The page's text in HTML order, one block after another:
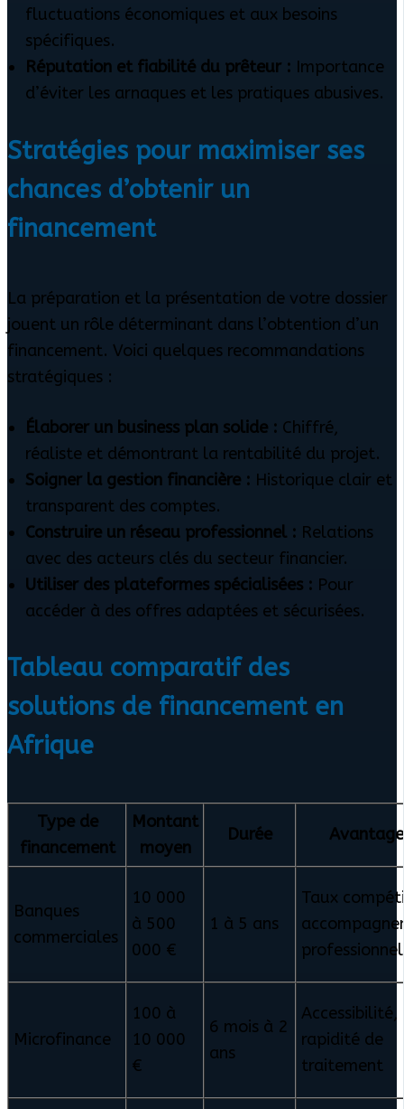
fluctuations économiques et aux besoins
spécifiques.
Réputation et fiabilité du prêteur : Importance
d’éviter les arnaques et les pratiques abusives.
Stratégies pour maximiser ses
chances d’obtenir un
financement
La préparation et la présentation de votre dossier
jouent un rôle déterminant dans l’obtention d’un
financement. Voici quelques recommandations
stratégiques :
Élaborer un business plan solide : Chiffré,
réaliste et démontrant la rentabilité du projet.
Soigner la gestion financière : Historique clair et
transparent des comptes.
Construire un réseau professionnel : Relations
avec des acteurs clés du secteur financier.
Utiliser des plateformes spécialisées : Pour
accéder à des offres adaptées et sécurisées.
Tableau comparatif des
solutions de financement en
Afrique
Type de
financement
Montant
moyen
Durée
Banques
commerciales
10 000
à 500
000 €
1 à 5 ans
Taux
professionnel
Microfinance
100 à
10 000
€
6 mois à 2
ans
Accessibilité,
rapidité de
traitement